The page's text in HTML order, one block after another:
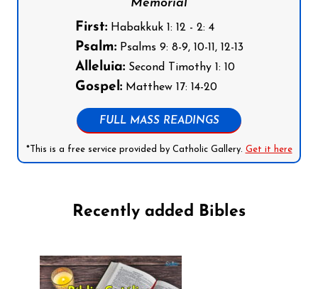
Memorial
First:Habakkuk 1: 12 - 2: 4
Psalm:Psalms 9: 8-9, 10-11, 12-13
Alleluia:Second Timothy 1: 10
Gospel:Matthew 17: 14-20
FULL MASS READINGS
*This is a free service provided by Catholic Gallery. Get it here
Recently added Bibles